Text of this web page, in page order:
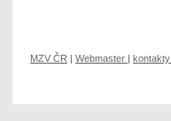
MZV ČR | Webmaster | kontakty